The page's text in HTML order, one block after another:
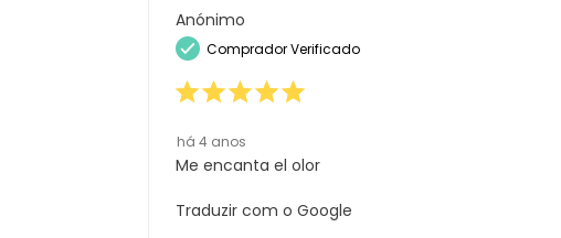
estrelas.
estrelas.
análise
estrela.
Anónimo
Comprador Verificado
há 4 anos
Me encanta el olor
Traduzir com o Google